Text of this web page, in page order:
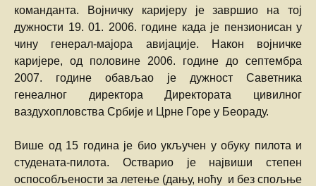
команданта. Војничку каријеру је завршио на тој
дужности 19. 01. 2006. године када је пензионисан у
чину генерал-мајора авијације. Након војничке
каријере, од половине 2006. године до септембра
2007. године обављао је дужност Саветника
генеалног директора Директората цивилног
ваздухопловства Србије и Црне Горе у Беораду.
Више од 15 година је био укључен у обуку пилота и
студената-пилота. Остварио је највиши степен
оспособљености за летење (дању, ноћу и без спољње